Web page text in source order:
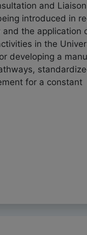
and Liaison
introduced in
the application
in the
developing a
for a constant